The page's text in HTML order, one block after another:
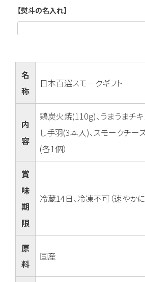
必
須
)
【熨斗の名入れ】
名
称
日本百選スモークギフト
内
容
鶏炭火焼(110g)、うまうまチ
し手羽(3本入)、スモークチー
(各1個）
賞
味
期
限
冷蔵14日、冷凍不可（速やか
原
料
国産